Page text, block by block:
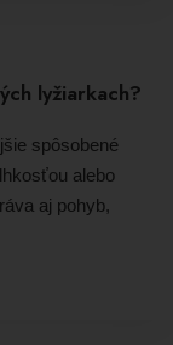
lyžiarkach?
spôsobené
alebo
aj pohyb,